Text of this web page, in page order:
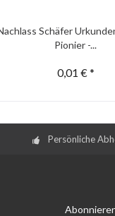
Schäfer
Pionier -...
0,01 € *
Persönliche